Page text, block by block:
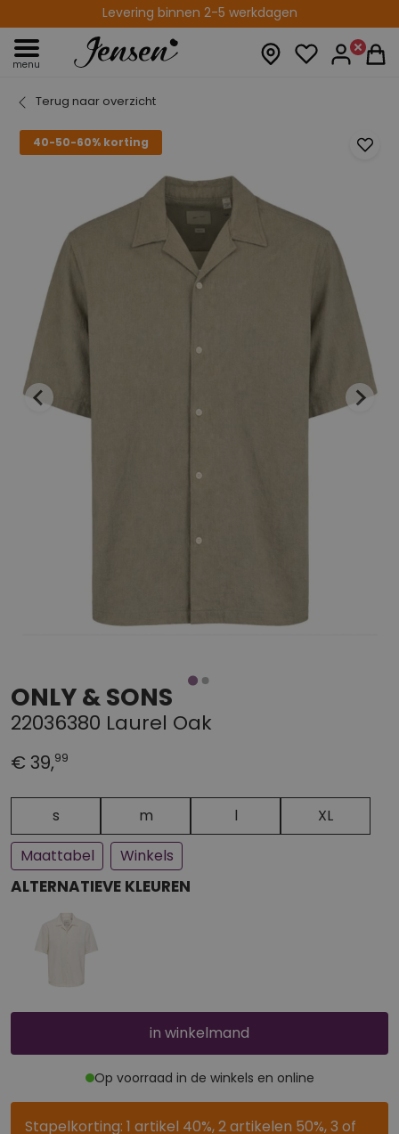
Levering binnen 2-5 werkdagen
14 fysieke winkels
menu
Terug naar overzicht
40-50-60% korting
ONLY & SONS
22036380 Laurel Oak
€ 39,99
Een paar stuks op voorraad
Bijna uitverkocht
s m l
XL
Maattabel
Winkels
ALTERNATIEVE KLEUREN
in winkelmand
Op voorraad in de winkels en online
Stapelkorting: 1 artikel 40%, 2 artikelen 50%, 3 of